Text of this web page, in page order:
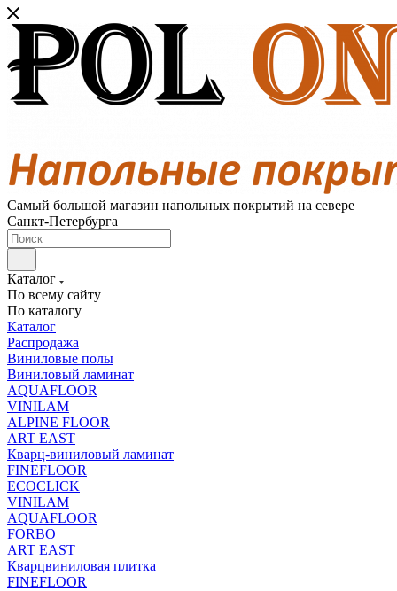
Самый большой магазин напольных покрытий на севере
Санкт-Петербурга
Каталог
По всему сайту
По каталогу
Каталог
Распродажа
Виниловые полы
Виниловый ламинат
AQUAFLOOR
VINILAM
ALPINE FLOOR
ART EAST
Кварц-виниловый ламинат
FINEFLOOR
ECOCLICK
VINILAM
AQUAFLOOR
FORBO
ART EAST
Кварцвиниловая плитка
FINEFLOOR